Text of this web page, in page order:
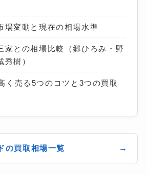
場変動と現在の相場水準
家との相場比較（郷ひろみ・野
秀樹）
く売る5つのコツと3つの買取
の買取相場一覧